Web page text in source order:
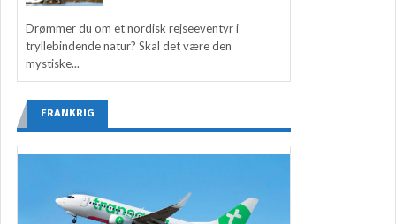
Drømmer du om et nordisk rejseeventyr i
tryllebindende natur? Skal det være den
mystiske...
FRANKRIG